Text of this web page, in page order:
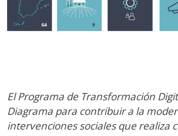
El Programa de Transformación
Diagrama para contribuir a la
intervenciones sociales que realiza